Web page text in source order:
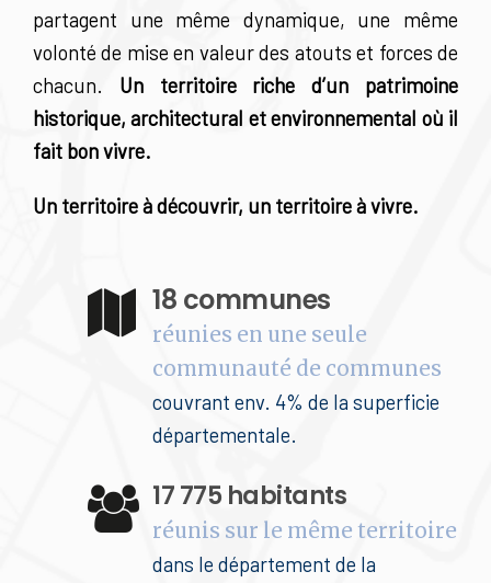
partagent une même dynamique, une même
volonté de mise en valeur des atouts et forces de
chacun. Un territoire riche d’un patrimoine
historique, architectural et environnemental où il
fait bon vivre.
Un territoire à découvrir, un territoire à vivre.
18 communes
réunies en une seule
communauté de communes
couvrant env. 4% de la superficie
départementale.
17 775 habitants
réunis sur le même territoire
dans le département de la